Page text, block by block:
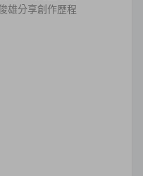
雄分享創作歷程